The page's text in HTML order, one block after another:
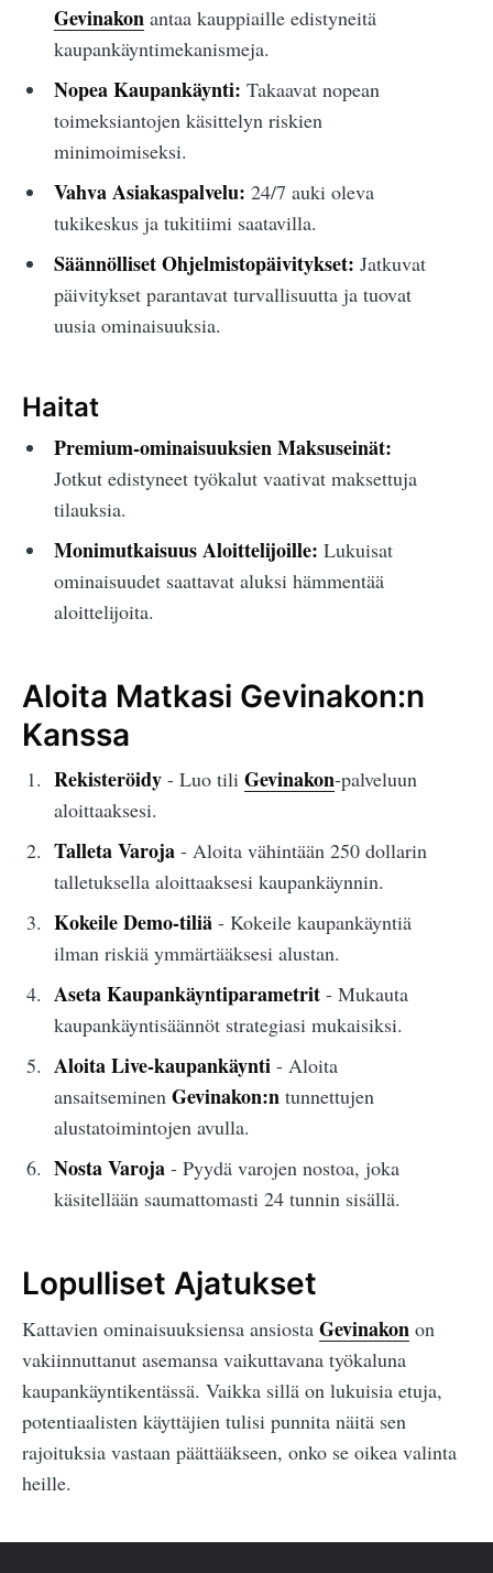
Gevinakonantaa kauppiaille edistyneitä
kaupankäyntimekanismeja.
Nopea Kaupankäynti: Takaavat nopean
toimeksiantojen käsittelyn riskien
minimoimiseksi.
Vahva Asiakaspalvelu: 24/7 auki oleva
tukikeskus ja tukitiimi saatavilla.
Säännölliset Ohjelmistopäivitykset: Jatkuvat
päivitykset parantavat turvallisuutta ja tuovat
uusia ominaisuuksia.
Haitat
Premium-ominaisuuksien Maksuseinät:
Jotkut edistyneet työkalut vaativat maksettuja
tilauksia.
Monimutkaisuus Aloittelijoille: Lukuisat
ominaisuudet saattavat aluksi hämmentää
aloittelijoita.
Aloita Matkasi Gevinakon:n
Kanssa
Rekisteröidy- Luo tili Gevinakon-palveluun
aloittaaksesi.
Talleta Varoja- Aloita vähintään 250 dollarin
talletuksella aloittaaksesi kaupankäynnin.
Kokeile Demo-tiliä- Kokeile kaupankäyntiä
ilman riskiä ymmärtääksesi alustan.
Aseta Kaupankäyntiparametrit- Mukauta
kaupankäyntisäännöt strategiasi mukaisiksi.
Aloita Live-kaupankäynti- Aloita
ansaitseminen Gevinakon:ntunnettujen
alustatoimintojen avulla.
Nosta Varoja- Pyydä varojen nostoa, joka
käsitellään saumattomasti 24 tunnin sisällä.
Lopulliset Ajatukset
Kattavien ominaisuuksiensa ansiosta Gevinakon on
vakiinnuttanut asemansa vaikuttavana työkaluna
kaupankäyntikentässä. Vaikka sillä on lukuisia etuja,
potentiaalisten käyttäjien tulisi punnita näitä sen
rajoituksia vastaan päättääkseen, onko se oikea valinta
heille.